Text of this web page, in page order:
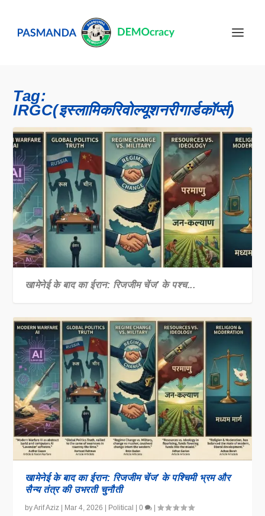
Tag:
IRGC(इस्लामिकरिवोल्यूशनरीगार्डकॉर्प्स)
खामेनेई के बाद का ईरान: रिजजीम चेंज’ के पश्च...
खामेनेई के बाद का ईरान: रिजजीम चेंज’ के पश्चिमी भ्रम और
सैन्य तंत्र की उभरती चुनौती
byArif Aziz Mar 4, 2026 Political |0 |